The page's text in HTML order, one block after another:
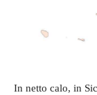
In netto calo, in